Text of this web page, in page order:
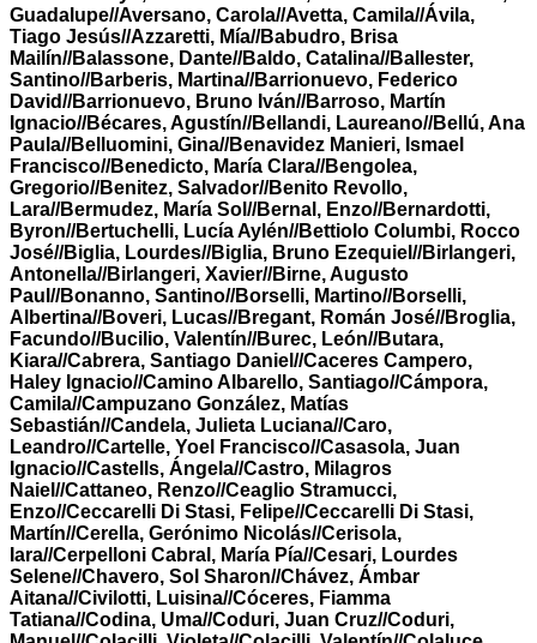
Guadalupe//Aversano, Carola//Avetta, Camila//Ávila,
Tiago Jesús//Azzaretti, Mía//Babudro, Brisa
Mailín//Balassone, Dante//Baldo, Catalina//Ballester,
Santino//Barberis, Martina//Barrionuevo, Federico
David//Barrionuevo, Bruno Iván//Barroso, Martín
Ignacio//Bécares, Agustín//Bellandi, Laureano//Bellú, Ana
Paula//Belluomini, Gina//Benavidez Manieri, Ismael
Francisco//Benedicto, María Clara//Bengolea,
Gregorio//Benitez, Salvador//Benito Revollo,
Lara//Bermudez, María Sol//Bernal, Enzo//Bernardotti,
Byron//Bertuchelli, Lucía Aylén//Bettiolo Columbi, Rocco
José//Biglia, Lourdes//Biglia, Bruno Ezequiel//Birlangeri,
Antonella//Birlangeri, Xavier//Birne, Augusto
Paul//Bonanno, Santino//Borselli, Martino//Borselli,
Albertina//Boveri, Lucas//Bregant, Román José//Broglia,
Facundo//Bucilio, Valentín//Burec, León//Butara,
Kiara//Cabrera, Santiago Daniel//Caceres Campero,
Haley Ignacio//Camino Albarello, Santiago//Cámpora,
Camila//Campuzano González, Matías
Sebastián//Candela, Julieta Luciana//Caro,
Leandro//Cartelle, Yoel Francisco//Casasola, Juan
Ignacio//Castells, Ángela//Castro, Milagros
Naiel//Cattaneo, Renzo//Ceaglio Stramucci,
Enzo//Ceccarelli Di Stasi, Felipe//Ceccarelli Di Stasi,
Martín//Cerella, Gerónimo Nicolás//Cerisola,
Iara//Cerpelloni Cabral, María Pía//Cesari, Lourdes
Selene//Chavero, Sol Sharon//Chávez, Ámbar
Aitana//Civilotti, Luisina//Cóceres, Fiamma
Tatiana//Codina, Uma//Coduri, Juan Cruz//Coduri,